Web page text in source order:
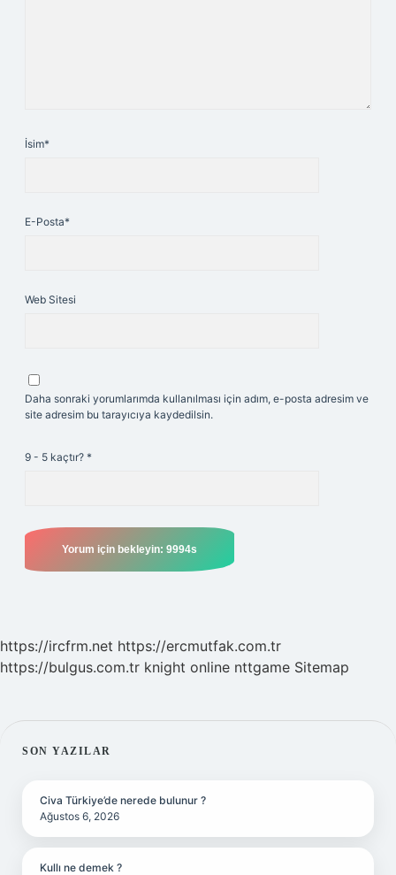
İsim*
E-Posta*
Web Sitesi
Daha sonraki yorumlarımda kullanılması için adım, e-posta adresim ve
site adresim bu tarayıcıya kaydedilsin.
9 - 5 kaçtır? *
https://ircfrm.net https://ercmutfak.com.tr
https://bulgus.com.tr knight online nttgame Sitemap
SIDEBAR
SON YAZILAR
Civa Türkiye’de nerede bulunur ?
Ağustos 6, 2026
Kullı ne demek ?